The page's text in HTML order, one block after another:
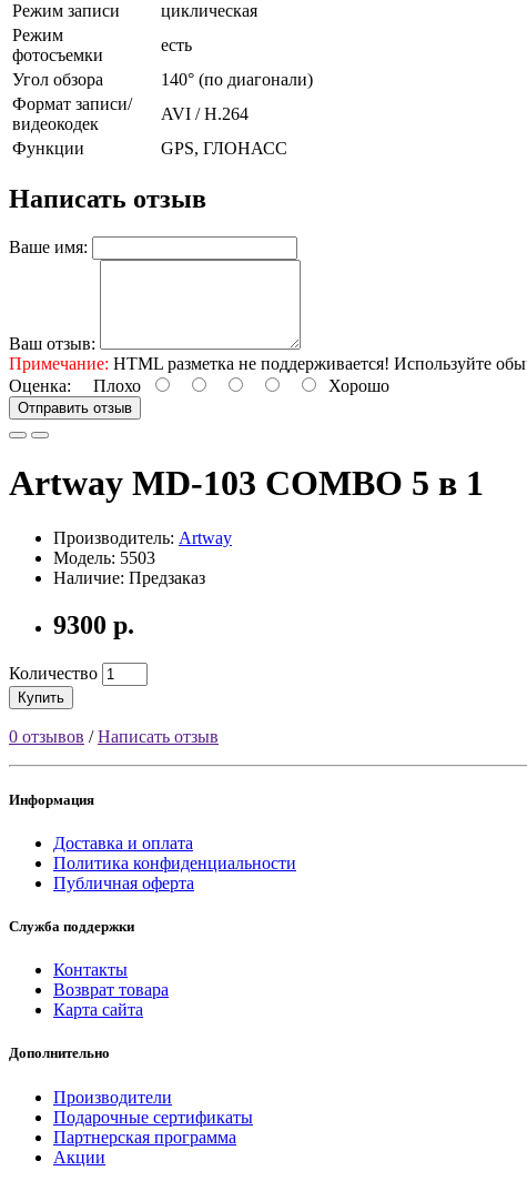
Режим записи
циклическая
Режим
фотосъемки
есть
Угол обзора
140° (по диагонали)
Формат записи/
видеокодек
AVI / H.264
Функции
GPS, ГЛОНАСС
Написать отзыв
Ваше имя:
Ваш отзыв:
Примечание: HTML разметка не поддерживается! Используйте
Оценка: Плохо Хорошо
Отправить отзыв
Artway MD-103 COMBO 5 в 1
Производитель: Artway
Модель: 5503
Наличие: Предзаказ
9300 р.
Количество
Купить
0 отзывов /Написать отзыв
Информация
Доставка и оплата
Политика конфиденциальности
Публичная оферта
Служба поддержки
Контакты
Возврат товара
Карта сайта
Дополнительно
Производители
Подарочные сертификаты
Партнерская программа
Акции